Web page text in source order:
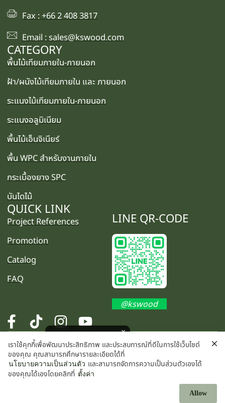
Fax : +66 2 408 3817
Email : sales@kswood.com
CATEGORY
พื้นไม้เทียมภายใน-ภายนอก
ฝ้า/ผนังไม้เทียมภายใน และ ภายนอก
ระแนงไม้เทียมภายใน-ภายนอก
ระแนงอลูมิเนียม
พื้นไม้เอ็นจิเนียร์
พื้น WPC สำหรับงานภายใน
กระเบื้องยาง SPC
บันไดไม้
QUICK LINK
Project References
Promotion
Catalog
FAQ
LINE QR-CODE
@kswood
©2025 K.S. WOOD CO., LTD. All rights reserved.
เราใช้คุกกี้เพื่อพัฒนาประสิทธิภาพ และประสบการณ์ที่ดีในการใช้เว็บไซต์
ของคุณ คุณสามารถศึกษารายละเอียดได้ที่
นโยบายความเป็นส่วนตัว และสามารถจัดการความเป็นส่วนตัวเองได้
ของคุณได้เองโดยคลิกที่ ตั้งค่า
Allow